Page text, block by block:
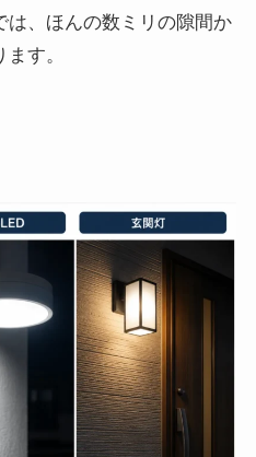
は、ほんの数ミリの隙間か
す。